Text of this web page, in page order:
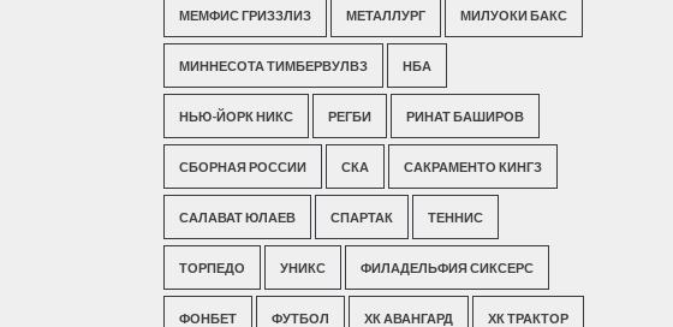
МЕМФИС ГРИЗЗЛИЗ МЕТАЛЛУРГ МИЛУОКИ БАКС
МИННЕСОТА ТИМБЕРВУЛВЗ НБА
НЬЮ-ЙОРК НИКС РЕГБИ РИНАТ БАШИРОВ
СБОРНАЯ РОССИИ СКА САКРАМЕНТО КИНГЗ
САЛАВАТ ЮЛАЕВ СПАРТАК ТЕННИС
ТОРПЕДО УНИКС ФИЛАДЕЛЬФИЯ СИКСЕРС
ФОНБЕТ ФУТБОЛ ХК АВАНГАРД ХК ТРАКТОР